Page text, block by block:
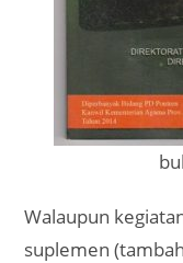
Walaupun
suplemen